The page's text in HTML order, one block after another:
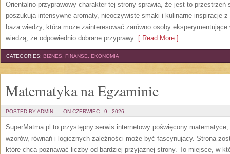
Orientalno-przyprawowy charakter tej strony sprawia, że jest to
poszukują intensywne aromaty, nieoczywiste smaki i kulinarne inspiracje
baza wiedzy, która może zainteresować zarówno osoby
wiedzą, że odpowiednio dobrane przyprawy [ Read More ]
CATEGORIES: BIZNES, FINANSE, EKONOMIA
Matematyka na Egzaminie
POSTED BY ADMIN ON CZERWIEC - 9 - 2026
SuperMatma.pl to przystępny serwis internetowy poświęcony
wzorów, równań i logicznych zależności może być fascynujący. Strona
które chcą poznawać liczby od bardziej przyjaznej strony. To miejsce, w